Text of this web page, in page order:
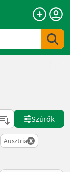
Szűrők
Ausztria x